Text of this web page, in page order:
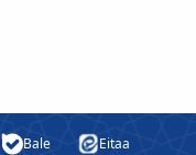
Bale Eitaa